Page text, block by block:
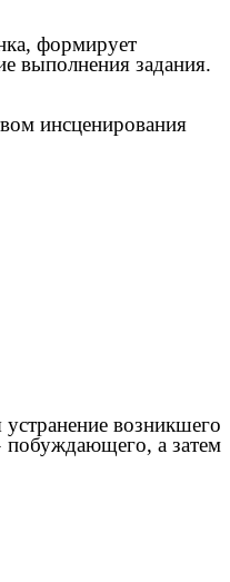
формирует
выполнения задания.
инсценирования
возникшего
побуждающего, а затем